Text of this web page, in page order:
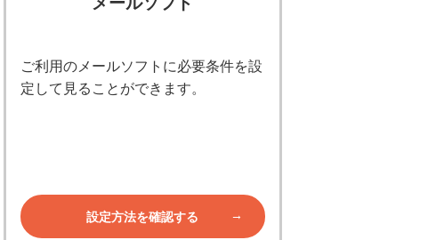
ご利用のメールソフトに必要条件を設
定して見ることができます。
設定方法を確認する